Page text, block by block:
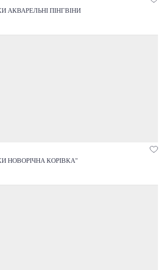
АКВАРЕЛЬНІ ПІНГВІНИ
НОВОРІЧНА КОРІВКА"